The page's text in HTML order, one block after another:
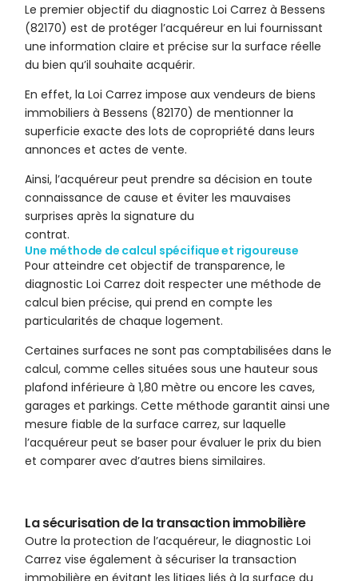
Le premier objectif du diagnostic Loi Carrez à Bessens
(82170) est de protéger l’acquéreur en lui fournissant
une information claire et précise sur la surface réelle
du bien qu’il souhaite acquérir.
En effet, la Loi Carrez impose aux vendeurs de biens
immobiliers à Bessens (82170) de mentionner la
superficie exacte des lots de copropriété dans leurs
annonces et actes de vente.
Ainsi, l’acquéreur peut prendre sa décision en toute
connaissance de cause et éviter les mauvaises
surprises après la signature du
contrat.
Une méthode de calcul spécifique et rigoureuse
Pour atteindre cet objectif de transparence, le
diagnostic Loi Carrez doit respecter une méthode de
calcul bien précise, qui prend en compte les
particularités de chaque logement.
Certaines surfaces ne sont pas comptabilisées dans le
calcul, comme celles situées sous une hauteur sous
plafond inférieure à 1,80 mètre ou encore les caves,
garages et parkings. Cette méthode garantit ainsi une
mesure fiable de la surface carrez, sur laquelle
l’acquéreur peut se baser pour évaluer le prix du bien
et comparer avec d’autres biens similaires.
La sécurisation de la transaction immobilière
Outre la protection de l’acquéreur, le diagnostic Loi
Carrez vise également à sécuriser la transaction